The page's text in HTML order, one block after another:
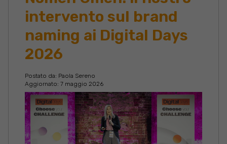
intervento sul brand
naming ai Digital Days
2026
Postato da: Paola Sereno
Aggiornato: 7 maggio 2026